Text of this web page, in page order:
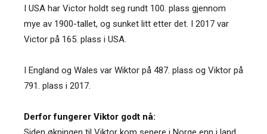
I USA har Victor holdt seg rundt 100. plass gjennom
mye av 1900-tallet, og sunket litt etter det. I 2017 var
Victor på 165. plass i USA.
I England og Wales var Wiktor på 487. plass og Viktor på
791. plass i 2017.
Derfor fungerer Viktor godt nå: